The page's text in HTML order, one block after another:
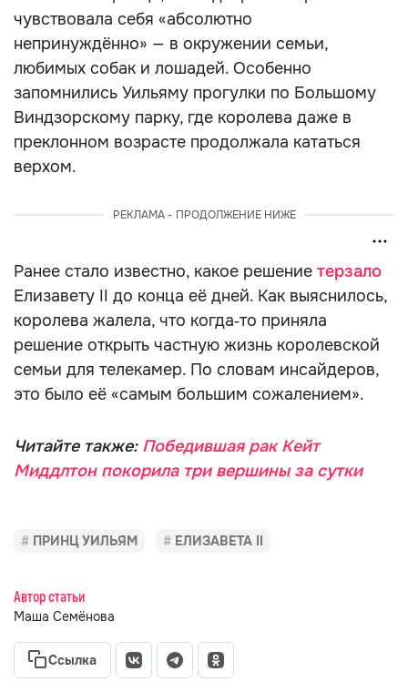
чувствовала себя «абсолютно
непринуждённо» — в окружении семьи,
любимых собак и лошадей. Особенно
запомнились Уильяму прогулки по Большому
Виндзорскому парку, где королева даже в
преклонном возрасте продолжала кататься
верхом.
РЕКЛАМА - ПРОДОЛЖЕНИЕ НИЖЕ
Ранее стало известно, какое решение терзало
Елизавету II до конца её дней. Как выяснилось,
королева жалела, что когда‑то приняла
решение открыть частную жизнь королевской
семьи для телекамер. По словам инсайдеров,
это было её «самым большим сожалением».
Читайте также: Победившая рак Кейт
Миддлтон покорила три вершины за сутки
ПРИНЦ УИЛЬЯМ ЕЛИЗАВЕТА II
Автор статьи
Маша Семёнова
Ссылка